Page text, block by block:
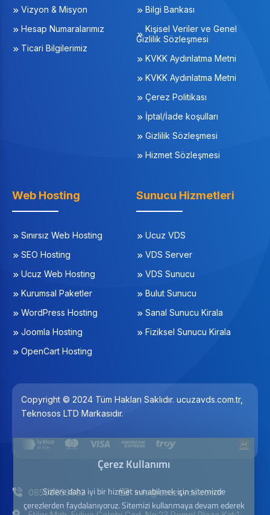
Vizyon & Misyon
Hesap Numaralarımız
Ticari Bilgilerimiz
Bilgi Bankası
Kişisel Veriler ve Genel
Gizlilik Sözleşmesi
KVKK Aydınlatma Metni
KVKK Aydınlatma Metni
Çerez Politikası
İptal/İade koşulları
Gizlilik Sözleşmesi
Hizmet Sözleşmesi
Web Hosting
Sınırsız Web Hosting
SEO Hosting
Ucuz Web Hosting
Kurumsal Paketler
WordPress Hosting
Joomla Hosting
OpenCart Hosting
Sunucu Hizmetleri
Ucuz VDS
VDS Server
VDS Sunucu
Bulut Sunucu
Sanal Sunucu Kirala
Fiziksel Sunucu Kirala
Copyright © 2024 Tüm Hakları Saklıdır. ucuzavds.com.tr,
Teknosos LTD Markasıdır.
08508853682 info@ucuzavds.com.tr
Çerez Kullanımı
Sizlere daha iyi bir hizmet sunabilmek için sitemizde
çerezlerden faydalanıyoruz. Sitemizi kullanmaya devam ederek